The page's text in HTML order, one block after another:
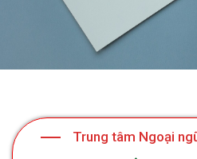
Trung tâm Ngoại